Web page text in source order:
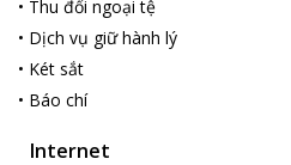
• Thu đổi ngoại tệ
• Dịch vụ giữ hành lý
• Két sắt
• Báo chí
Internet